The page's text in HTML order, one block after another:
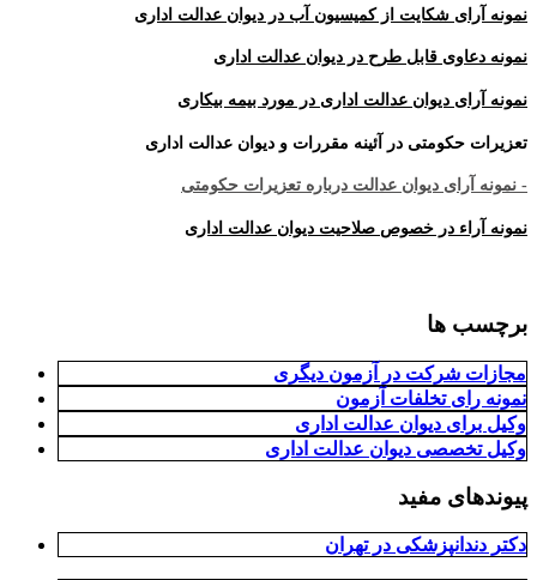
نمونه آرای شکایت از کمیسیون آب در دیوان عدالت اداری
نمونه دعاوی قابل طرح در دیوان عدالت اداری
نمونه آرای دیوان عدالت اداری در مورد بیمه بیکاری
تعزیرات حکومتی در آئینه مقررات و دیوان عدالت اداری
- نمونه آرای دیوان عدالت درباره تعزیرات حکومتی
نمونه آراء در خصوص صلاحیت دیوان عدالت اداری
برچسب ها
مجازات شرکت در آزمون دیگری
نمونه رای تخلفات آزمون
وکیل برای دیوان عدالت اداری
وکیل تخصصی دیوان عدالت اداری
پیوندهای مفید
دکتر دندانپزشکی در تهران